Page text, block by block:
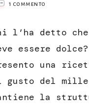
1 commento
patate
e
l’ha detto
essere
una
del
la